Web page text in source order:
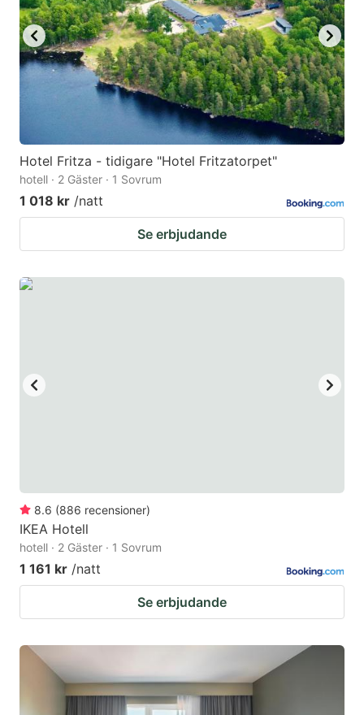
to
get
the
keyboard
shortcuts
changing
dates.
to
get
the
keyboard
shortcuts
for
changing
Hotel Fritza - tidigare "Hotel Fritzatorpet"
hotell · 2 Gäster · 1 Sovrum
1 018 kr /natt
Se erbjudande
8.6 (886 recensioner)
IKEA Hotell
hotell · 2 Gäster · 1 Sovrum
1 161 kr /natt
Se erbjudande